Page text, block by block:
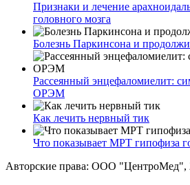
Признаки и лечение
головного мозга
Болезнь Паркинсона и
Рассеянный энцефаломиелит:
ОРЭМ
Как лечить нервный тик
Что показывает МРТ гипофиза
Авторские права: ООО "ЦентроМед",